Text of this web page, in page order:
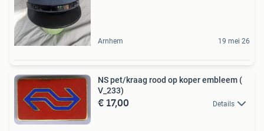
Arnhem 19 mei 26
NS pet/kraag rood op koper embleem (
V_233)
€ 17,00 Details